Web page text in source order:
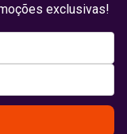
exclusivas!